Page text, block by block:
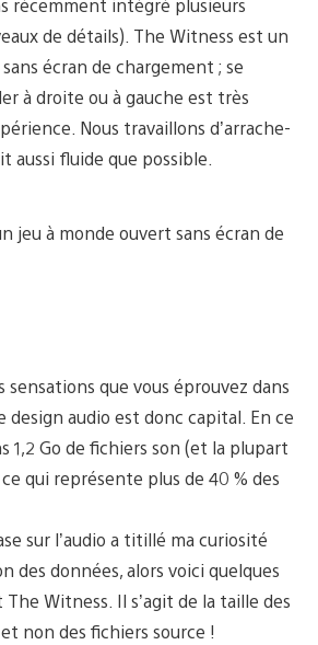
de détails). The Witness est un
écran de chargement ; se
à droite ou à gauche est très
Nous travaillons d’arrache-
aussi fluide que possible.
jeu à monde ouvert sans écran de
sensations que vous éprouvez dans
design audio est donc capital. En ce
1,2 Go de fichiers son (et la plupart
qui représente plus de 40 % des
sur l’audio a titillé ma curiosité
des données, alors voici quelques
Witness. Il s’agit de la taille des
non des fichiers source !